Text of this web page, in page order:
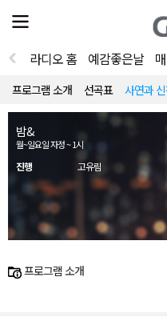
전
체
뉴
열
라디오 홈 예감좋은날
프로그램 소개 선곡표 사연과
밤&
월~일요일 자정 ~ 1시
진행 고유림
프로그램 소개